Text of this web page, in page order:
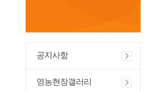
공지사항
영농현장갤러리